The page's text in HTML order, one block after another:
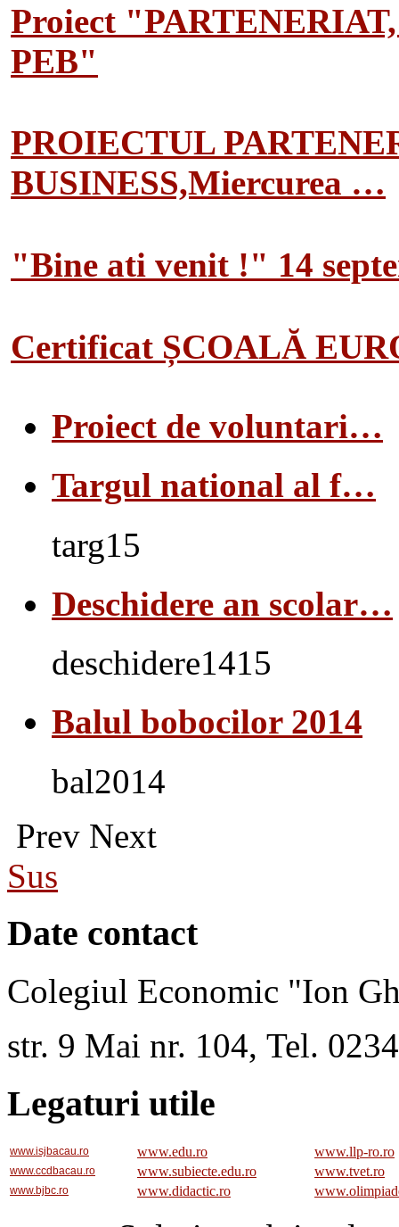
Proiect
PEB"
PROIECTUL
BUSINESS,Miercurea …
"Bine ati venit !" 14
Certificat ȘCOALĂ
Proiect de voluntari…
Targul national al f…
targ15
Deschidere an scolar…
deschidere1415
Balul bobocilor 2014
bal2014
Prev Next
Sus
Date contact
Colegiul Economic "Ion
str. 9 Mai nr. 104, Tel.
Legaturi utile
www.isjbacau.ro www.edu.ro www.llp-ro.ro
www.ccdbacau.ro www.subiecte.edu.ro www.tvet.ro
www.bjbc.ro www.didactic.ro